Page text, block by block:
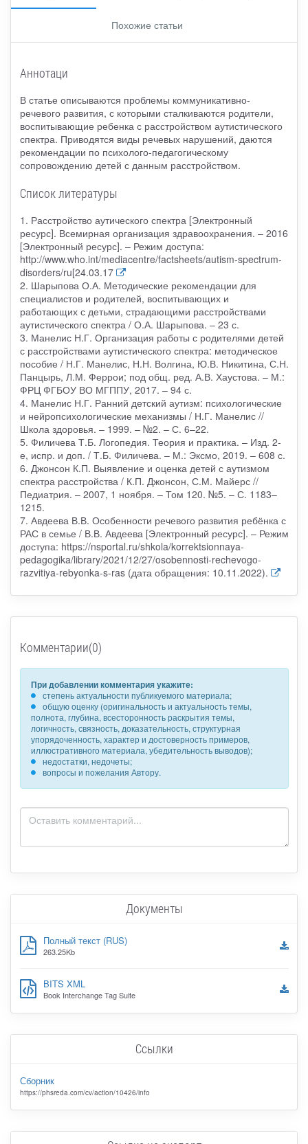
Похожие статьи
Аннотаци
В статье описываются проблемы коммуникативно-
речевого развития, с которыми сталкиваются родители,
воспитывающие ребенка с расстройством аутистического
спектра. Приводятся виды речевых нарушений, даются
рекомендации по психолого-педагогическому
сопровождению детей с данным расстройством.
Список литературы
1. Расстройство аутического спектра [Электронный
ресурс]. Всемирная организация здравоохранения. – 2016
[Электронный ресурс]. – Режим доступа:
http://www.who.int/mediacentre/factsheets/autism-spectrum-
disorders/ru[24.03.17
2. Шарыпова О.А. Методические рекомендации для
специалистов и родителей, воспитывающих и
работающих с детьми, страдающими расстройствами
аутистического спектра / О.А. Шарыпова. – 23 с.
3. Манелис Н.Г. Организация работы с родителями детей
с расстройствами аутистического спектра: методическое
пособие / Н.Г. Манелис, Н.Н. Волгина, Ю.В. Никитина, С.Н.
Панцырь, Л.М. Феррои; под общ. ред. А.В. Хаустова. – М.:
ФРЦ ФГБОУ ВО МГППУ, 2017. – 94 с.
4. Манелис Н.Г. Ранний детский аутизм: психологические
и нейропсихологические механизмы / Н.Г. Манелис //
Школа здоровья. – 1999. – №2. – С. 6–22.
5. Филичева Т.Б. Логопедия. Теория и практика. – Изд. 2-
е, испр. и доп. / Т.Б. Филичева. – М.: Эксмо, 2019. – 608 с.
6. Джонсон К.П. Выявление и оценка детей с аутизмом
спектра расстройства / К.П. Джонсон, С.М. Майерс //
Педиатрия. – 2007, 1 ноября. – Том 120. №5. – С. 1183–
1215.
7. Авдеева В.В. Особенности речевого развития ребёнка с
РАС в семье / В.В. Авдеева [Электронный ресурс]. – Режим
доступа: https://nsportal.ru/shkola/korrektsionnaya-
pedagogika/library/2021/12/27/osobennosti-rechevogo-
razvitiya-rebyonka-s-ras (дата обращения: 10.11.2022).
Комментарии(0)
При добавлении комментария укажите:
степень актуальности публикуемого материала;
общую оценку (оригинальность и актуальность темы,
полнота, глубина, всесторонность раскрытия темы,
логичность, связность, доказательность, структурная
упорядоченность, характер и достоверность примеров,
иллюстративного материала, убедительность выводов);
недостатки, недочеты;
вопросы и пожелания Автору.
Документы
Полный текст (RUS)
263.25Kb
BITS XML
Book Interchange Tag Suite
Ссылки
Сборник
https://phsreda.com/cv/action/10426/info